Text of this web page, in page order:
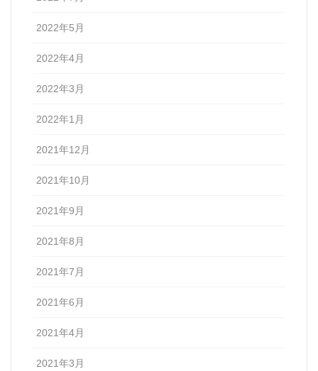
2022年5月
2022年4月
2022年3月
2022年1月
2021年12月
2021年10月
2021年9月
2021年8月
2021年7月
2021年6月
2021年4月
2021年3月